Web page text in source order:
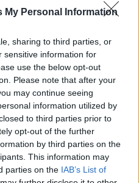
My Personal Information
sharing to third parties, or
sensitive information for
use the below opt-out
Please note that after your
may continue seeing
information utilized by
to third parties prior to
opt-out of the further
by third parties on the
This information may
parties on the IAB’s List of
turėtų žiūrėti
gali susidaryti
reakcijos
ji pasibaigs.
važiuoja
greitis, reaguojant į